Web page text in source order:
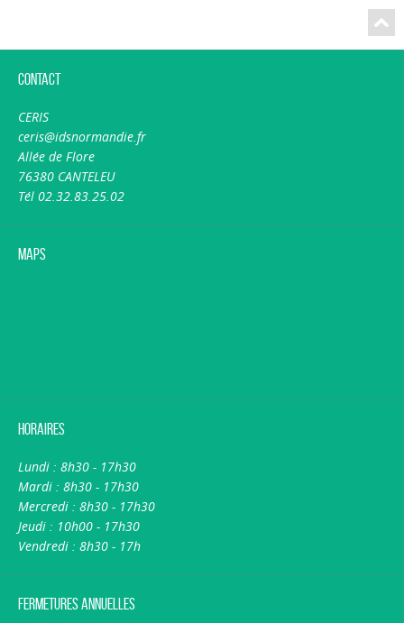
Contact
CERIS
ceris@idsnormandie.fr
Allée de Flore
76380 CANTELEU
Tél 02.32.83.25.02
Maps
Horaires
Lundi : 8h30 - 17h30
Mardi : 8h30 - 17h30
Mercredi : 8h30 - 17h30
Jeudi : 10h00 - 17h30
Vendredi : 8h30 - 17h
Fermetures annuelles